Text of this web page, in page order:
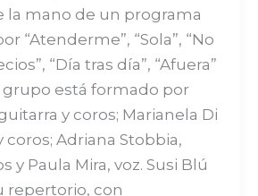
la mano de un programa
“Atenderme”, “Sola”, “No
“Día tras día”, “Afuera”
grupo está formado por
y coros; Marianela Di
coros; Adriana Stobbia,
y Paula Mira, voz. Susi Blú
repertorio, con